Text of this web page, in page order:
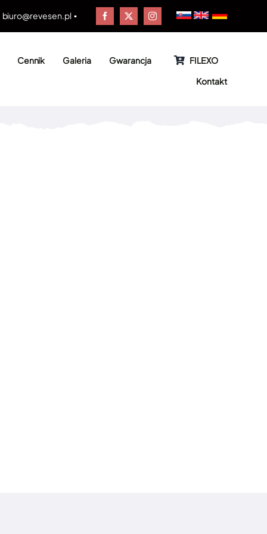
biuro@revesen.pl ▪
Cennik Galeria Gwarancja
FILEXO
Kontakt